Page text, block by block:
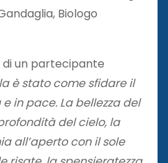
Biologo
di un partecipante
è stato come sfidare il
in pace. La bellezza del
del cielo, la
all’aperto con il sole